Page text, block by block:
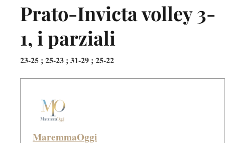
Prato-Invicta volley 3-
1, i parziali
23-25 ; 25-23 ; 31-29 ; 25-22
MaremmaOggi